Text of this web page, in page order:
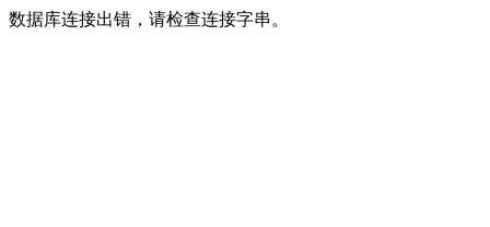
数据库连接出错，请检查连接字串。